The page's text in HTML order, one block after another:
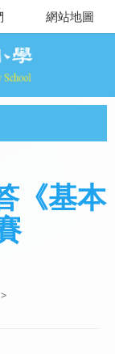
網站地圖
《基本
>